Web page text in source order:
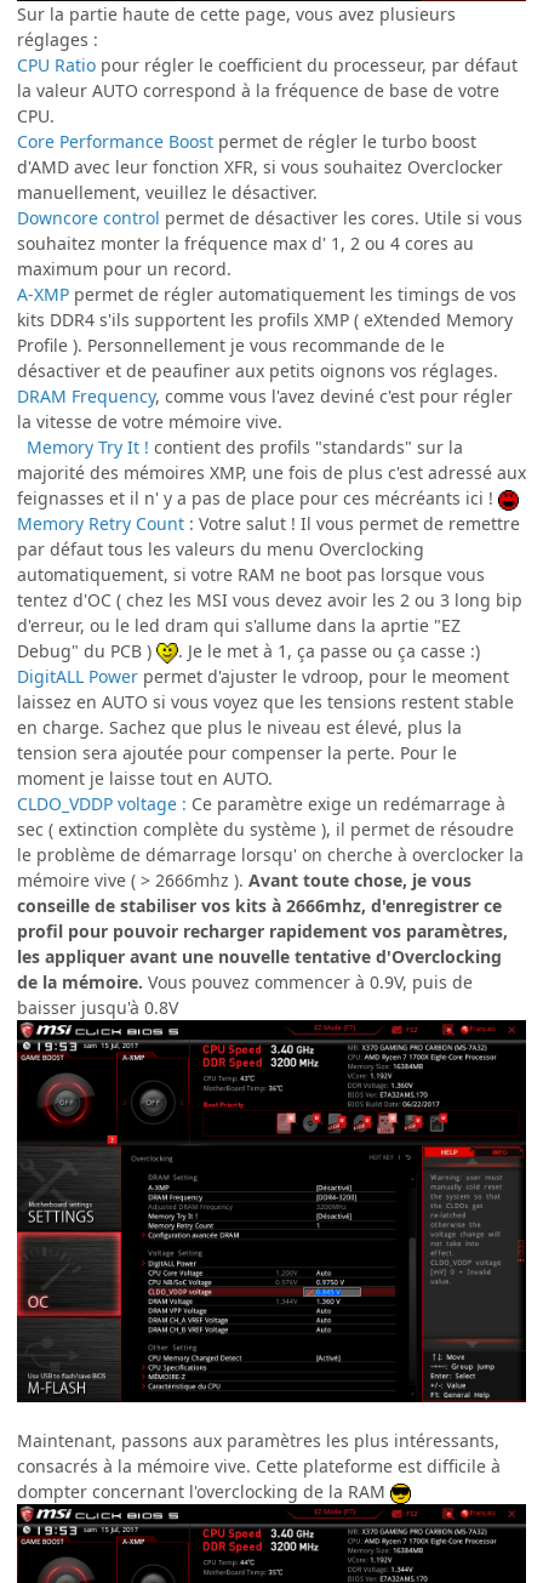
Sur la partie haute de cette page, vous avez plusieurs
réglages :
CPU Ratio pour régler le coefficient du processeur, par défaut
la valeur AUTO correspond à la fréquence de base de votre
CPU.
Core Performance Boost permet de régler le turbo boost
d'AMD avec leur fonction XFR, si vous souhaitez Overclocker
manuellement, veuillez le désactiver.
Downcore control permet de désactiver les cores. Utile si vous
souhaitez monter la fréquence max d' 1, 2 ou 4 cores au
maximum pour un record.
A-XMP permet de régler automatiquement les timings de vos
kits DDR4 s'ils supportent les profils XMP ( eXtended Memory
Profile ). Personnellement je vous recommande de le
désactiver et de peaufiner aux petits oignons vos réglages.
DRAM Frequency, comme vous l'avez deviné c'est pour régler
la vitesse de votre mémoire vive.
Memory Try It ! contient des profils "standards" sur la
majorité des mémoires XMP, une fois de plus c'est adressé aux
feignasses et il n' y a pas de place pour ces mécréants ici !
Memory Retry Count : Votre salut ! Il vous permet de remettre
par défaut tous les valeurs du menu Overclocking
automatiquement, si votre RAM ne boot pas lorsque vous
tentez d'OC ( chez les MSI vous devez avoir les 2 ou 3 long bip
d'erreur, ou le led dram qui s'allume dans la aprtie "EZ
Debug" du PCB )
. Je le met à 1, ça passe ou ça casse :)
DigitALL Power permet d'ajuster le vdroop, pour le meoment
laissez en AUTO si vous voyez que les tensions restent stable
en charge. Sachez que plus le niveau est élevé, plus la
tension sera ajoutée pour compenser la perte. Pour le
moment je laisse tout en AUTO.
CLDO_VDDP voltage : Ce paramètre exige un redémarrage à
sec ( extinction complète du système ), il permet de résoudre
le problème de démarrage lorsqu' on cherche à overclocker la
mémoire vive ( > 2666mhz ). Avant toute chose, je vous
conseille de stabiliser vos kits à 2666mhz, d'enregistrer ce
profil pour pouvoir recharger rapidement vos paramètres,
les appliquer avant une nouvelle tentative d'Overclocking
de la mémoire. Vous pouvez commencer à 0.9V, puis de
baisser jusqu'à 0.8V
Maintenant, passons aux paramètres les plus intéressants,
consacrés à la mémoire vive. Cette plateforme est difficile à
dompter concernant l'overclocking de la RAM